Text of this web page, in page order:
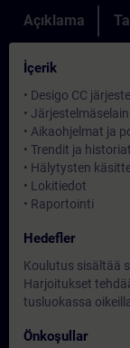
Açıklama
İçerik
• Desigo CC
•
• Aikaohjelmat ja
• Trendit ja
• Hälytysten
• Lokitiedot
• Raportointi
Hedefler
Koulutus sisältää
Harjoitukset
tusluokassa
Önkoşullar